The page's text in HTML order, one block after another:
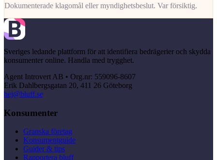
Dokumenterade klagomål eller myndighetsbeslut. Var försiktig.
Sveriges ledande plattform för att identifiera bedrägerier och skydda
konsumenter online. Handla med trygghet.
Agent Introvert AB • Org.nr: 559096-8607
Erik Dahlbergsgatan 20, 411 26 Göteborg
hej@bluff.se
Konsumenter
Granska företag
Konsumentguide
Guider & tips
Rapportera bluff